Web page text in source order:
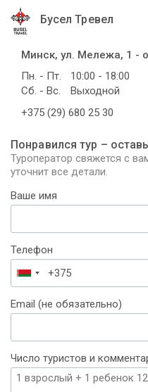
Бусел Тревел
Минск, ул. Мележа, 1 -
Пн. - Пт.
10:00 - 18:00
Сб. - Вс.
Выходной
+375 (29) 680 25 30
Понравился тур –
Туроператор свяжется с
уточнит все детали.
Ваше имя
Телефон
Беларусь
+375
Email (не обязательно)
Число туристов и